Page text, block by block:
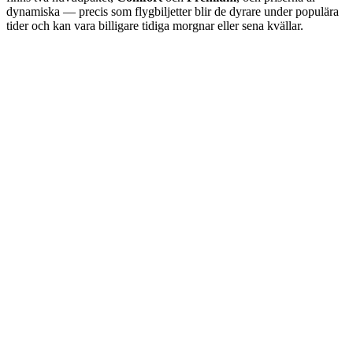
dynamiska — precis som flygbiljetter blir de dyrare under populära
tider och kan vara billigare tidiga morgnar eller sena kvällar.